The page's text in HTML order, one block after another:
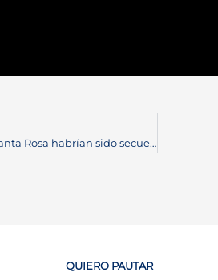
Cinco integrantes de la secretaria de movilidad, de Santa Rosa habrían sido secuestrados
QUIERO PAUTAR